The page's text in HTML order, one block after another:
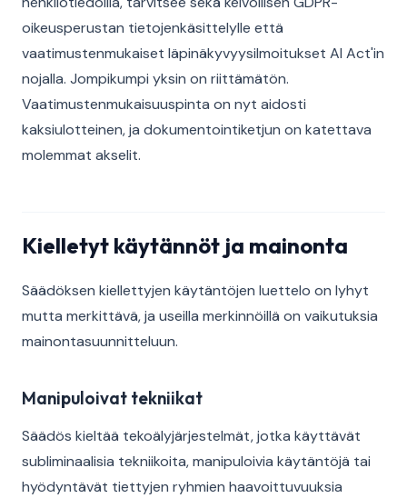
oikeusperustan tietojenkäsittelylle että
vaatimustenmukaiset läpinäkyvyysilmoitukset AI Act'in
nojalla. Jompikumpi yksin on riittämätön.
Vaatimustenmukaisuuspinta on nyt aidosti
kaksiulotteinen, ja dokumentointiketjun on katettava
molemmat akselit.
Kielletyt käytännöt ja mainonta
Säädöksen kiellettyjen käytäntöjen luettelo on lyhyt
mutta merkittävä, ja useilla merkinnöillä on vaikutuksia
mainontasuunnitteluun.
Manipuloivat tekniikat
Säädös kieltää tekoälyjärjestelmät, jotka käyttävät
subliminaalisia tekniikoita, manipuloivia käytäntöjä tai
hyödyntävät tiettyjen ryhmien haavoittuvuuksia